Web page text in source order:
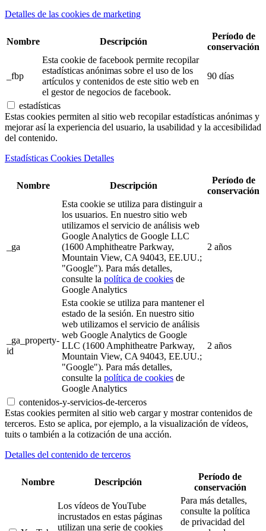
Detalles de las cookies de marketing
Nombre Descripción
Período de
conservación
_fbp
Esta cookie de facebook permite recopilar
estadísticas anónimas sobre el uso de los
artículos y contenidos de este sitio web en
el gestor de negocios de facebook.
90 días
estadísticas
Estas cookies permiten al sitio web recopilar estadísticas anónimas y
mejorar así la experiencia del usuario, la usabilidad y la accesibilidad
del contenido.
Estadísticas Cookies Detalles
Nombre Descripción
Período de
conservación
_ga
Esta cookie se utiliza para distinguir a
los usuarios. En nuestro sitio web
utilizamos el servicio de análisis web
Google Analytics de Google LLC
(1600 Amphitheatre Parkway,
Mountain View, CA 94043, EE.UU.;
"Google"). Para más detalles,
consulte la política de cookies de
Google Analytics
2 años
_ga_property-
id
Esta cookie se utiliza para mantener el
estado de la sesión. En nuestro sitio
web utilizamos el servicio de análisis
web Google Analytics de Google
LLC (1600 Amphitheatre Parkway,
Mountain View, CA 94043, EE.UU.;
"Google"). Para más detalles,
consulte la política de cookies de
Google Analytics
2 años
contenidos-y-servicios-de-terceros
Estas cookies permiten al sitio web cargar y mostrar contenidos de
terceros. Esto se aplica, por ejemplo, a la visualización de vídeos,
tuits o también a la cotización de una acción.
Detalles del contenido de terceros
Nombre Descripción
Período de
conservación
Los vídeos de YouTube
incrustados en estas páginas
utilizan una serie de cookies
Para más detalles,
consulte la política
de privacidad del